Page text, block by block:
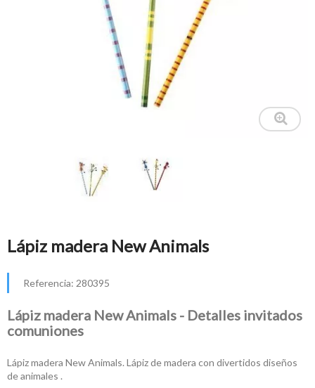
Lápiz madera New Animals
Referencia: 280395
Lápiz madera New Animals - Detalles invitados
comuniones
Lápiz madera New Animals. Lápiz de madera con divertidos diseños
de animales .